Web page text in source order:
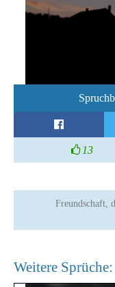
13
Freundschaft,
Weitere Sprüche: